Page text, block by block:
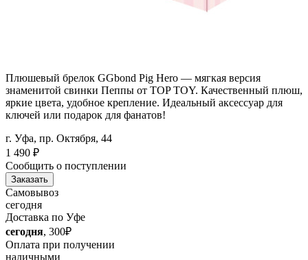
Плюшевый брелок GGbond Pig Hero — мягкая версия
знаменитой свинки Пеппы от TOP TOY. Качественный плюш,
яркие цвета, удобное крепление. Идеальный аксессуар для
ключей или подарок для фанатов!
г. Уфа, пр. Октября, 44
1 490 ₽
Сообщить о поступлении
Заказать
Самовывоз
сегодня
Доставка по Уфе
сегодня, 300₽
Оплата при получении
наличными